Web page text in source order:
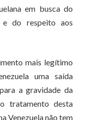
em busca do
e do respeito aos
mais legítimo
uma saída
a gravidade da
tratamento desta
Venezuela não tem